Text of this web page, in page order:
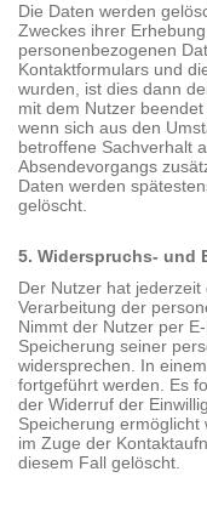
Die Daten werden
Zweckes ihrer
personenbezogenen
Kontaktformulars und
wurden, ist dies dann
mit dem Nutzer
wenn sich aus den
betroffene Sachverhalt
Absendevorgangs
Daten werden
gelöscht.
5. Widerspruchs- und
Der Nutzer hat
Verarbeitung der
Nimmt der Nutzer per
Speicherung seiner
widersprechen. In
fortgeführt werden. Es
der Widerruf der
Speicherung ermöglicht
im Zuge der
diesem Fall gelöscht.